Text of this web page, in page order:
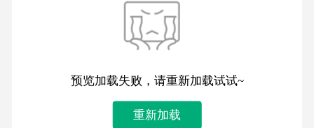
预览加载失败，请重新加载试试~
重新加载